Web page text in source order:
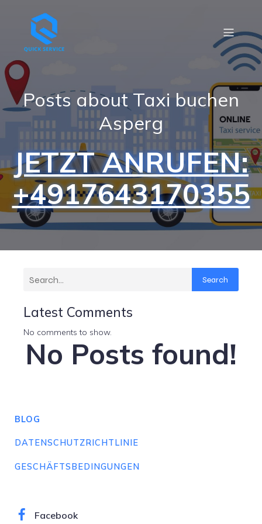
Posts about Taxi buchen
Asperg
JETZT ANRUFEN:
+4917643170355
Search
Latest Comments
No comments to show.
No Posts found!
BLOG
DATENSCHUTZRICHTLINIE
GESCHÄFTSBEDINGUNGEN
Facebook